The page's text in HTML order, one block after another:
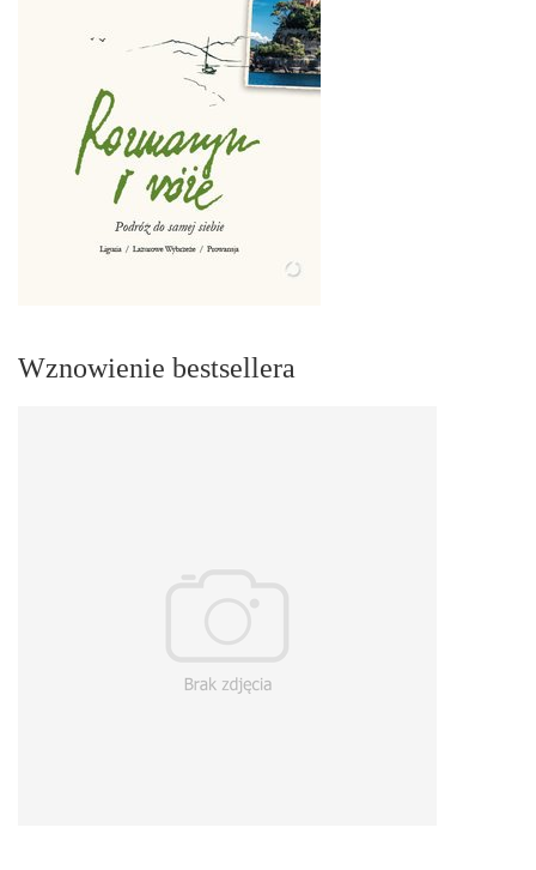
Wznowienie bestsellera